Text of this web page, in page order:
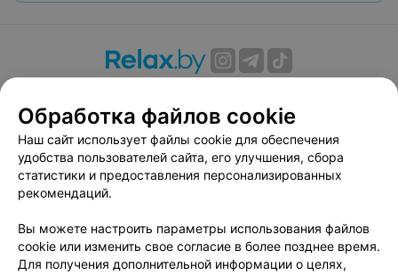
Вакансии
Публичный договор
Способы оплаты
Публичный договор по использованию сервиса
«Афиша»
Пользовательское соглашение
Связаться по вопросам сотрудничества
Написать руководителю relax.by
Обработка файлов cookie
Наш сайт использует файлы cookie для обеспечения
удобства пользователей сайта, его улучшения, сбора
статистики и предоставления персонализированных
рекомендаций.
Вы можете настроить параметры использования файлов
cookie или изменить свое согласие в более позднее время.
Для получения дополнительной информации о целях,